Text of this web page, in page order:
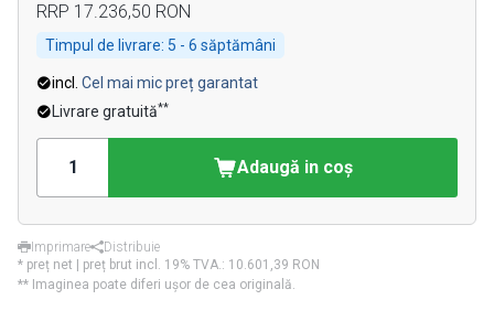
RRP 17.236,50 RON
Timpul de livrare: 5 - 6 săptămâni
incl. Cel mai mic preț garantat
Livrare gratuită**
Adaugă in coş
Imprimare
Distribuie
* preț net | preț brut incl. 19% TVA.: 10.601,39 RON
** Imaginea poate diferi ușor de cea originală.